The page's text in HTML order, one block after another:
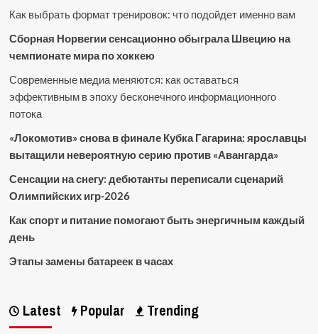
Как выбрать формат тренировок: что подойдет именно вам
Сборная Норвегии сенсационно обыграла Швецию на
чемпионате мира по хоккею
Современные медиа меняются: как оставаться
эффективным в эпоху бесконечного информационного
потока
«Локомотив» снова в финале Кубка Гагарина: ярославцы
вытащили невероятную серию против «Авангарда»
Сенсации на снегу: дебютанты переписали сценарий
Олимпийских игр-2026
Как спорт и питание помогают быть энергичным каждый
день
Этапы замены батареек в часах
Latest Popular Trending